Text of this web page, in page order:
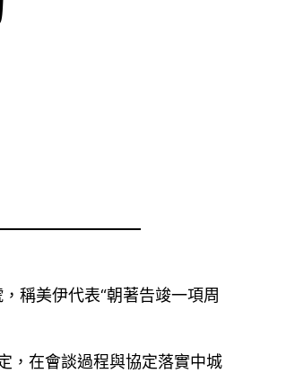
稱美伊代表“朝著告竣一項周
，在會談過程與協定落實中城